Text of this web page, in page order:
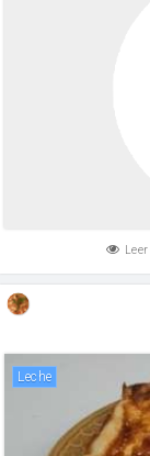
Leer
leche